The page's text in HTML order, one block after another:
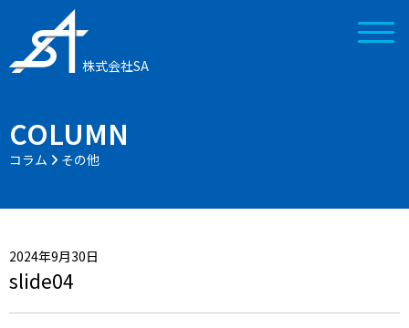
株式会社SA
COLUMN
コラム その他
2024年9月30日
slide04